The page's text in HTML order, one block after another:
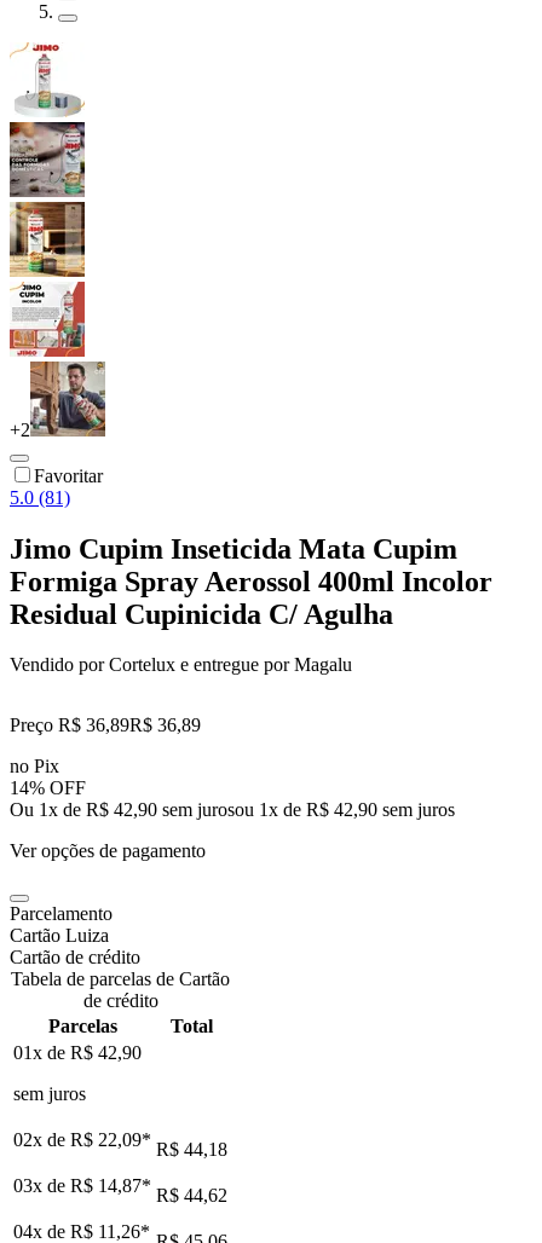
+2
Favoritar
5.0 (81)
Jimo Cupim Inseticida Mata Cupim
Formiga Spray Aerossol 400ml Incolor
Residual Cupinicida C/ Agulha
Vendido porCortelux e entregue por Magalu
Preço R$ 36,89R$ 36,89
no Pix
14% OFF
Ou 1x de R$ 42,90 sem jurosou 1x de R$ 42,90 sem juros
Ver opções de pagamento
Parcelamento
Cartão Luiza
Cartão de crédito
Tabela de parcelas de Cartão
de crédito
Parcelas
Total
01x de R$ 42,90
sem juros
02x de R$ 22,09* R$ 44,18
03x de R$ 14,87* R$ 44,62
04x de R$ 11,26*